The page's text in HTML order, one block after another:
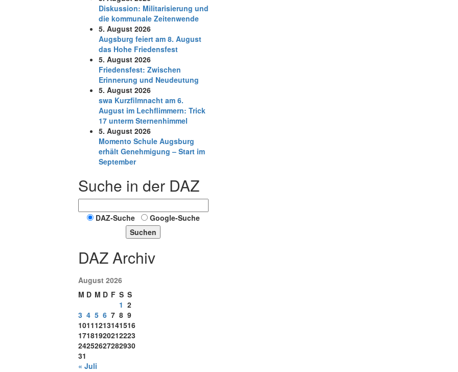
Diskussion: Mi­li­ta­ri­sie­rung und
die kommunale Zeitenwende
5. August 2026
Augsburg feiert am 8. August
das Hohe Friedensfest
5. August 2026
Friedensfest: Zwischen
Erinnerung und Neudeutung
5. August 2026
swa Kurz­film­nacht am 6.
August im Lech­flim­mern: Trick
17 unterm Sternen­himmel
5. August 2026
Momento Schule Augsburg
erhält Genehmigung – Start im
September
Suche in der DAZ
DAZ-Suche
Google-Suche
Suchen
DAZ Archiv
August 2026
M D M D F S S
1 2
3 4 5 6 7 8 9
10111213141516
17181920212223
24252627282930
31
« Juli